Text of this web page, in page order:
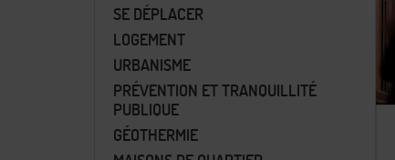
SE DÉPLACER
LOGEMENT
URBANISME
PRÉVENTION ET TRANQUILLITÉ
PUBLIQUE
GÉOTHERMIE